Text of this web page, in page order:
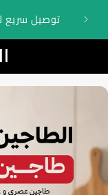
🚚 توصيل 🎁 عرض محدود: توصيل مجاني اليوم + الأداء عند